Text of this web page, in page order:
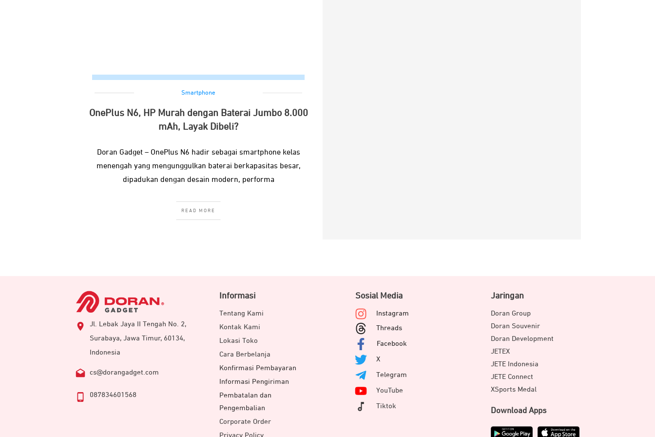
Smartphone
OnePlus N6, HP Murah dengan Baterai Jumbo 8.000
mAh, Layak Dibeli?
Doran Gadget – OnePlus N6 hadir sebagai smartphone kelas
menengah yang mengunggulkan baterai berkapasitas besar,
dipadukan dengan desain modern, performa
READ MORE
Jl. Lebak Jaya II Tengah No. 2,
Surabaya, Jawa Timur, 60134,
Indonesia
cs@dorangadget.com
087834601568
Informasi
Tentang Kami
Kontak Kami
Lokasi Toko
Cara Berbelanja
Konfirmasi Pembayaran
Informasi Pengiriman
Pembatalan dan
Pengembalian
Corporate Order
Privacy Policy
Sosial Media
Instagram
Threads
Facebook
X
Telegram
YouTube
Tiktok
Jaringan
Doran Group
Doran Souvenir
Doran Development
JETEX
JETE Indonesia
JETE Connect
XSports Medal
Download Apps